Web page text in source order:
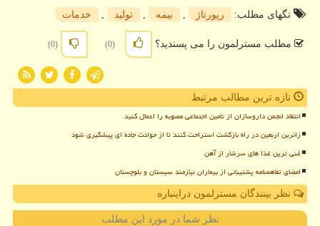
تگهای مطلب:
رپورتاژ , بیمه , تولید , خدمات
مطلب مسترلمون را می پسندید؟ (0)
(0)
تازه ترین مطالب مرتبط
انتقاد انجمن داروسازان از تأمین اجتماعی مصوبه را اعمال کنید
زائرین اربعین در راه بازگشت استراحت کنند تا از حوادث جاده ای پیشگیری شود
غنی ترین غذا های سرشار از آهن
امضای تفاهمنامه پشتیبانی از بیماران نیازمند سیستان و بلوچستان
نظر بینندگان مسترلمون دراینباره
نظر شما در مورد این مطلب